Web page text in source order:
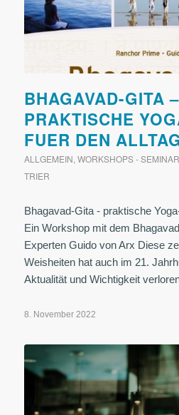
BHAGAVAD-GITA –
PRAKTISCHE
FUER DEN ALLTAG
ALLGEMEIN, WORKSHOPS -
TRIER
Bhagavad-Gita - praktische
Ein Workshop mit dem
Experten Guido von Arx Diese
Weisheiten hat auch im 21.
Aktualität und Wichtigkeit
8. November 2022